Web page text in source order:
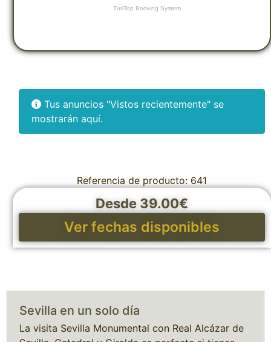
Desde 39.00€
Ver fechas disponibles
Tus anuncios "Vistos recientemente" se
mostrarán aquí.
Referencia de producto: 641
Sevilla en un solo día
La visita Sevilla Monumental con Real Alcázar de